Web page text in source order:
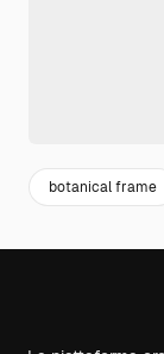
botanical frame